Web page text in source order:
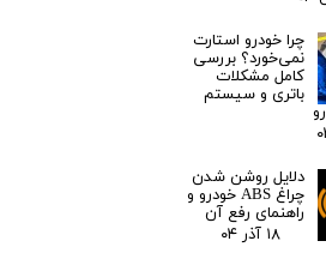
چرا خودرو استارت
نمی‌خورد؟ بررسی
کامل مشکلات
باتری و سیستم
دلایل روشن شدن
چراغ ABS خودرو و
راهنمای رفع آن
۱۸ آذر ۰۴